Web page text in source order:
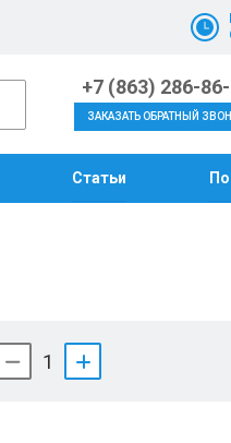
+7 (863) 286-
ЗАКАЗАТЬ ОБРАТНЫЙ
Статьи
1